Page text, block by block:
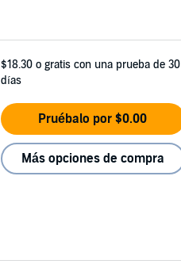
$18.30 o gratis con una prueba de 30
días
Pruébalo por $0.00
Más opciones de compra